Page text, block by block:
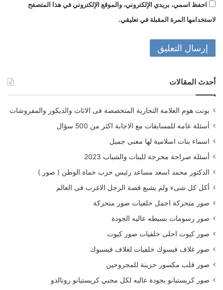
احفظ اسمي، بريدي الإلكتروني، والموقع الإلكتروني في هذا المتصفح
لاستخدامها المرة المقبلة في تعليقي.
أحدث المقالات
بونت هوم العلامة التجارية المتخصصة فى الاثاث والديكور والمفروشات
أسئلة عامة للمسابقات مع الاجابة اكثر من 500 سؤال
اسماء بنات اسلامية لها معنى جميل
أسئلة صراحة محرجة للبنات والشباب 2023
الدكتور محمد اسعد مساعد رئيس حزب حماة الوطن ( صور )
أكل كل شىء ولم يشبع قصة الرجل الاغرب فى العالم
صور متحركة اجمل خلفيات صور متحركة
صور رسومات بسيطه عاليه الجودة
صور كيوت احلى خلفيات صور كيوت
صور غلاف فيسوك خلفيات لغلاف فيسبوك
صور قلب مكسور حزينة للمجروحين
صور كريستيانو بجودة عاليه لكل محبي كريستيانو رونالدو